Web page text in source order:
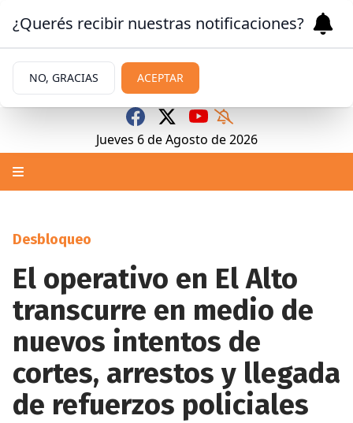
Jueves 6 de Agosto de 2026
Desbloqueo
El operativo en El Alto
transcurre en medio de
nuevos intentos de
cortes, arrestos y llegada
de refuerzos policiales
¿Querés recibir nuestras notificaciones?
NO, GRACIAS ACEPTAR